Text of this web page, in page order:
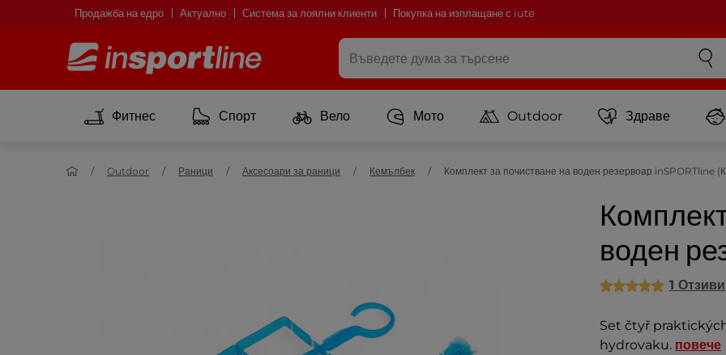
Продажба на едро Актуално Система за лоялни клиенти Покупка на изплащане с iute
Фитнес Спорт Вело Мото Outdoor Здраве
Outdoor Раници Аксесоари за раници Кемълбек Комплект за почистване на воден резервоар inSPORTline
воден
1 Отзиви
Set čtyř
hydrovaku. повече